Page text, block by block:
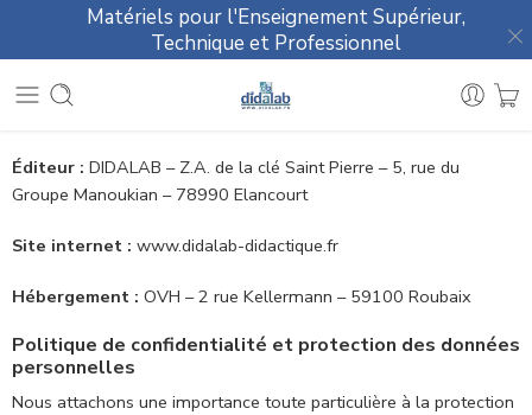
Matériels pour l'Enseignement Supérieur,
Technique et Professionnel
Éditeur : DIDALAB – Z.A. de la clé Saint Pierre – 5, rue du
Groupe Manoukian – 78990 Elancourt
Site internet : www.didalab-didactique.fr
Hébergement : OVH – 2 rue Kellermann – 59100 Roubaix
Politique de confidentialité et protection des données
personnelles
Nous attachons une importance toute particulière à la protection